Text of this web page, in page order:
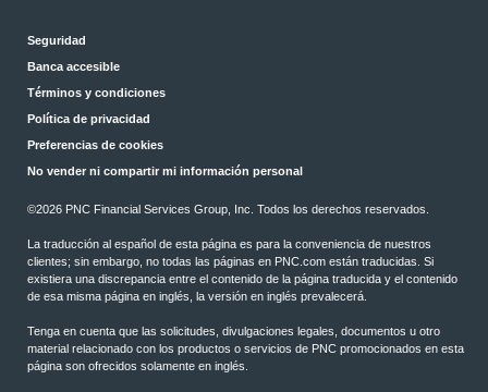
Seguridad
Banca accesible
Términos y condiciones
Política de privacidad
Preferencias de cookies
No vender ni compartir mi información personal
©2026 PNC Financial Services Group, Inc. Todos los derechos reservados.
La traducción al español de esta página es para la conveniencia de nuestros
clientes; sin embargo, no todas las páginas en PNC.com están traducidas. Si
existiera una discrepancia entre el contenido de la página traducida y el contenido
de esa misma página en inglés, la versión en inglés prevalecerá.
Tenga en cuenta que las solicitudes, divulgaciones legales, documentos u otro
material relacionado con los productos o servicios de PNC promocionados en esta
página son ofrecidos solamente en inglés.